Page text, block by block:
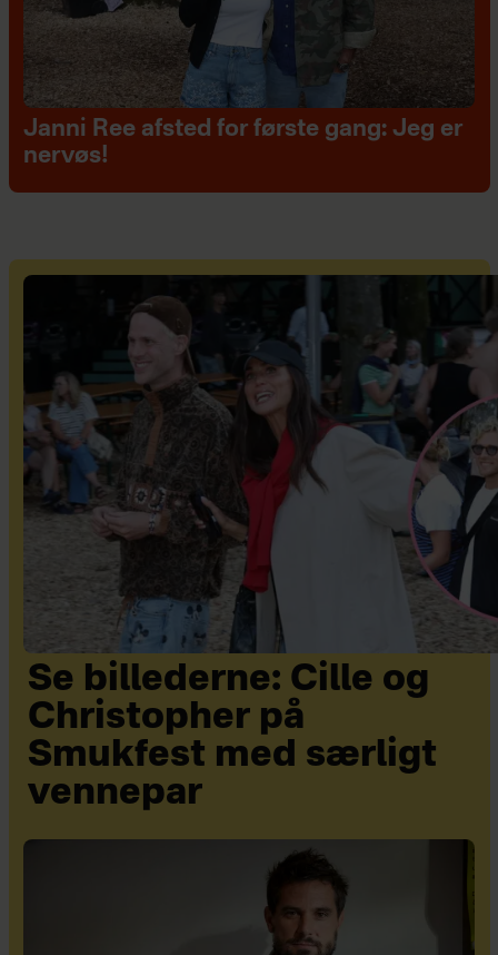
Janni Ree afsted for første gang: Jeg er
nervøs!
Se billederne: Cille og
Christopher på
Smukfest med særligt
vennepar